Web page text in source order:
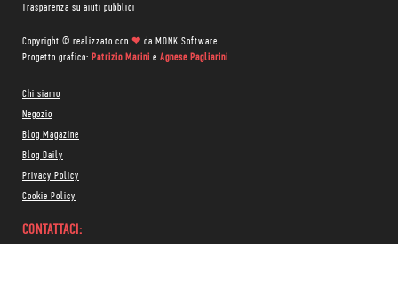
Trasparenza su aiuti pubblici
Copyright © realizzato con ❤ da MONK Software
Progetto grafico: Patrizio Marini e Agnese Pagliarini
Chi siamo
Negozio
Blog Magazine
Blog Daily
Privacy Policy
Cookie Policy
CONTATTACI: